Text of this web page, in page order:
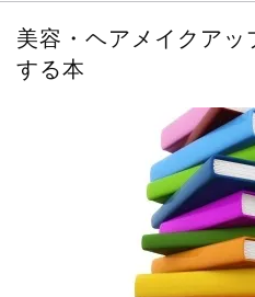
新着情報
2024.4.9
一部ヘアカラーチャートのお値引
2026年度夏季・シルバーウィー
2025.3.11
【新商品】厚口ヘアカラーチャー
2024.7.2
9月24日頃よりオンラインショッ
2024.4.10
在庫処分セールのお知らせ【なく
美容・ヘアメイクア
する本